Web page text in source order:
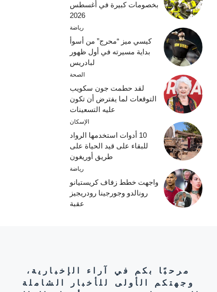
بخصومات كبيرة في أغسطس
2026
رياضة
كيسي ميز “محرج” من أسوأ
بداية مسيرته في أول ظهور
لبادريس
الصحة
لقد حطمت جون سكويب
التوقعات لما يفترض أن تكون
عليه التسعينات
الإسكان
10 أدوات استخدمها الرواد
للبقاء على قيد الحياة على
طريق أوريغون
رياضة
واجهت خطط زفاف كريستيانو
رونالدو وجورجينا رودريجيز
عقبة
مرحبًا بكم في آراء الإخبارية،
وجهتكم الأولى للأخبار الشاملة